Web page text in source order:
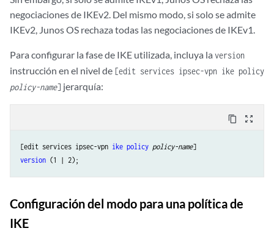
negociaciones de IKEv2. Del mismo modo, si solo se admite
IKEv2, Junos OS rechaza todas las negociaciones de IKEv1.
Para configurar la fase de IKE utilizada, incluya la version
instrucción en el nivel de [edit services ipsec-vpn ike policy
policy-name] jerarquía:
content_copy zoom_out_map
[edit services ipsec-vpn ike policy policy-name
version
Configuración del modo para una política de
IKE